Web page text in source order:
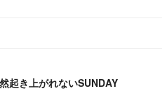
起き上がれないSUNDAY